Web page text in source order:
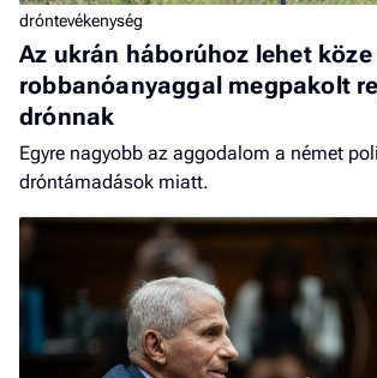
dróntevékenység
Az ukrán háborúhoz lehet köze
robbanóanyaggal megpakolt
drónnak
Egyre nagyobb az aggodalom a német
dróntámadások miatt.